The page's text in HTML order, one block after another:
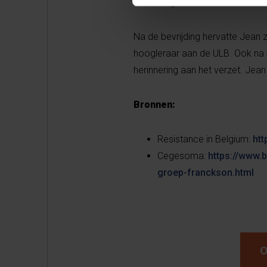
kon brengen.
Na de bevrijding hervatte Jean
hoogleraar aan de ULB. Ook
herinnering aan het verzet.
Bronnen:
Resistance in Belgium:
Cegesoma: https://
groep-franckson.html